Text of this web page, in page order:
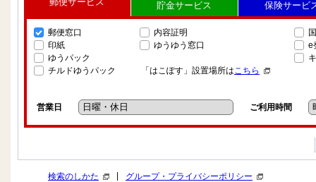
郵便窓口
印紙
ゆうパック
チルドゆうパック
内容証明
ゆうゆう窓口
「はこぽす」設置場所はこちら
e
営業日 ご利用時間
貯金サービス 保険サービ
検索のしかた グループ・プライバシーポリシー